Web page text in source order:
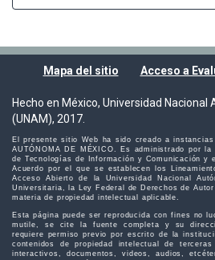
Mapa del sitio Acceso a
Hecho en México, Universidad Nacional
(UNAM), 2017.
El presente sitio Web ha sido creado a
AUTÓNOMA DE MÉXICO. Es administrado por
de Tecnologías de Información y Comunicación y
Acuerdo por el que se establecen los
Acceso Abierto de la Universidad Nacional
Universitaria, la Ley Federal de Derechos de
materia de propiedad intelectual aplicable.
Esta página puede ser reproducida con fines no
mutile, se cite la fuente completa y su
requiere permiso previo por escrito de la
contenidos de propiedad intelectual de
interactivos, documentos, videos, audios,